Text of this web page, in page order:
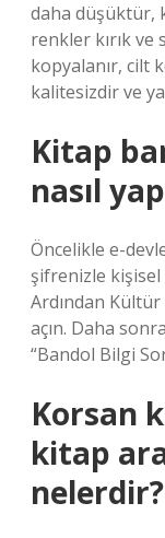
daha düşüktür,
renkler kırık
kopyalanır, cilt
kalitesizdir ve
Kitap
nasıl
Öncelikle e-
şifrenizle kişisel
Ardından Kültür
açın. Daha
“Bandol Bilgi
Korsan
kitap
nelerdir?